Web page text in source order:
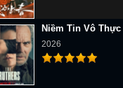
Niềm Tin Vô Thực
2026